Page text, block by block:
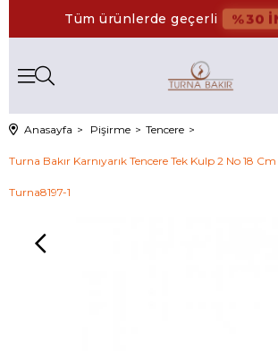
Tüm ürünlerde geçerli %30
Anasayfa Pişirme Tencere
Turna Bakır Karnıyarık Tencere Tek Kulp 2 No 18 Cm
Turna8197-1